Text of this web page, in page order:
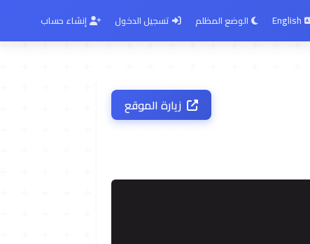
English الوضع المظلم تسجيل الدخول إنشاء حساب
زيارة الموقع